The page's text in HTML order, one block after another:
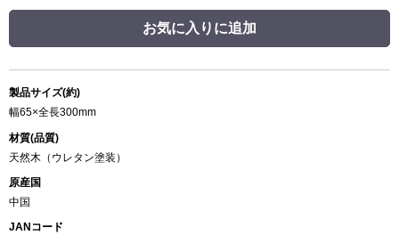
お気に入りに追加
製品サイズ(約)
幅65×全長300mm
材質(品質)
天然木（ウレタン塗装）
原産国
中国
JANコード